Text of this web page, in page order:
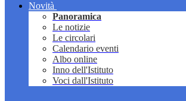
Novità
Panoramica
Le notizie
Le circolari
Calendario eventi
Albo online
Inno dell'Istituto
Voci dall'Istituto